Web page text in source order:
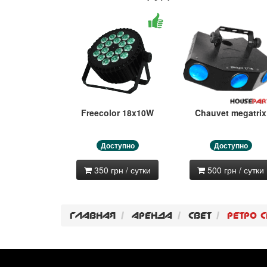
Freecolor 18x10W
Доступно
350 грн / сутки
Chauvet megatrix
Доступно
500 грн / сутки
Главная Аренда Свет Ретро